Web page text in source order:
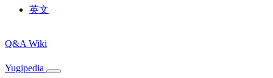
英文
Q&A Wiki
Yugipedia